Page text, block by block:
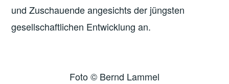
und Zuschauende angesichts der jüngsten
gesellschaftlichen Entwicklung an.
Foto © Bernd Lammel